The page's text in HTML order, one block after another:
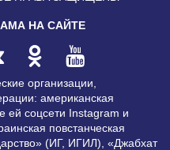
НА САЙТЕ
организации,
американская
ей соцсети Instagram и
повстанческая
(ИГ, ИГИЛ), «Джабхат